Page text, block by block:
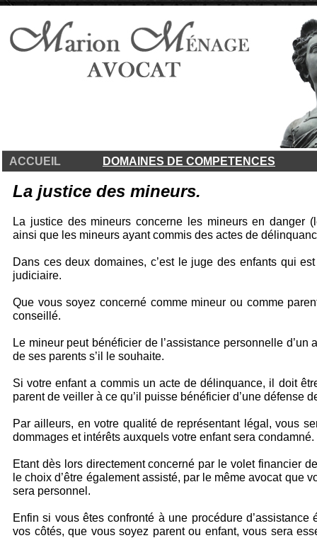
ACCUEIL DOMAINES DE COMPETENCES
La justice des mineurs.
La justice des mineurs concerne les mineurs en danger
ainsi que les mineurs ayant commis des actes de
Dans ces deux domaines, c’est le juge des enfants qui
judiciaire.
Que vous soyez concerné comme mineur ou comme
conseillé.
Le mineur peut bénéficier de l’assistance personnelle
de ses parents s’il le souhaite.
Si votre enfant a commis un acte de délinquance, il doit
parent de veiller à ce qu’il puisse bénéficier d’une défense
Par ailleurs, en votre qualité de représentant légal, vous
dommages et intérêts auxquels votre enfant sera condamné.
Etant dès lors directement concerné par le volet financier
le choix d’être également assisté, par le même avocat que
sera personnel.
Enfin si vous êtes confronté à une procédure d’assistance
vos côtés, que vous soyez parent ou enfant, vous sera